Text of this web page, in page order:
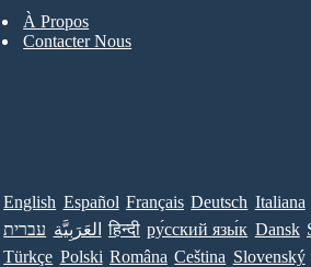
À Propos
Contacter Nous
English Español Français Deutsch Italiana
עברית العَرَبِيَّة हिन्दी ру́сский язы́к Dansk
Türkçe Polski Româna Ceština Slovenský